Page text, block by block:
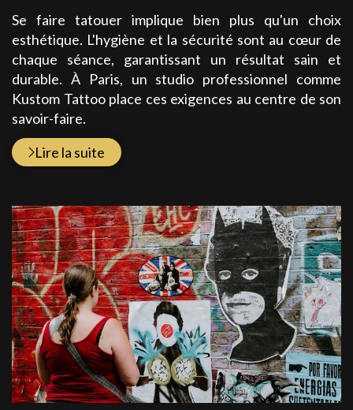
Se faire tatouer implique bien plus qu'un choix
esthétique. L'hygiène et la sécurité sont au cœur de
chaque séance, garantissant un résultat sain et
durable. À Paris, un studio professionnel comme
Kustom Tattoo place ces exigences au centre de son
savoir-faire.
Lire la suite